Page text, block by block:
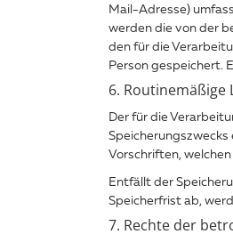
Mail-Adresse)
werden die von der
den für die
Person gespeichert.
6.
Der für die
Vorschriften,
Entfällt der
Speicherfrist ab,
7. Rechte der